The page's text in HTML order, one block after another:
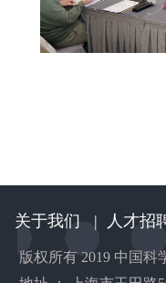
关于我们 | 人才招
版权所有 2019 中国